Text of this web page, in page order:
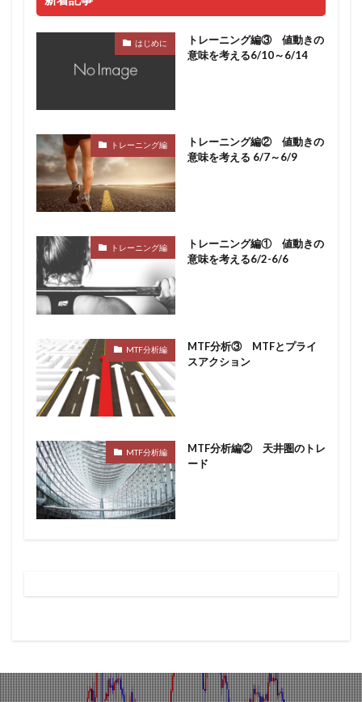
はじめに
トレーニング編③ 値動きの
意味を考える6/10～6/14
トレーニング編
トレーニング編② 値動きの
意味を考える 6/7～6/9
トレーニング編
トレーニング編① 値動きの
意味を考える6/2-6/6
MTF分析編
MTF分析③ MTFとプライ
スアクション
MTF分析編
MTF分析編② 天井圏のトレ
ード